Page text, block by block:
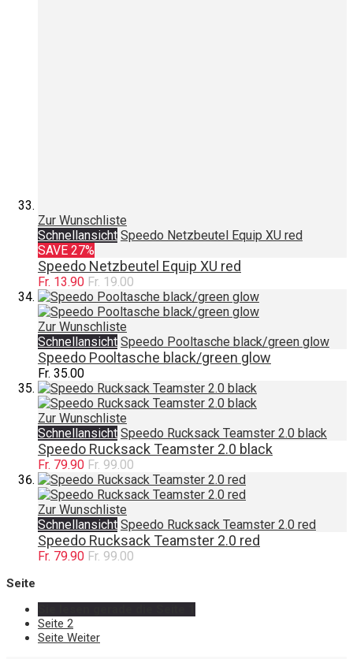
Zur Wunschliste
Schnellansicht Speedo Netzbeutel Equip XU red
SAVE 27%
Speedo Netzbeutel Equip XU red
Fr. 13.90 Fr. 19.00
Zur Wunschliste
Schnellansicht Speedo Pooltasche black/green glow
Speedo Pooltasche black/green glow
Fr. 35.00
Zur Wunschliste
Schnellansicht Speedo Rucksack Teamster 2.0 black
Speedo Rucksack Teamster 2.0 black
Fr. 79.90 Fr. 99.00
Zur Wunschliste
Schnellansicht Speedo Rucksack Teamster 2.0 red
Speedo Rucksack Teamster 2.0 red
Fr. 79.90 Fr. 99.00
Seite
Seite 2
Seite Weiter